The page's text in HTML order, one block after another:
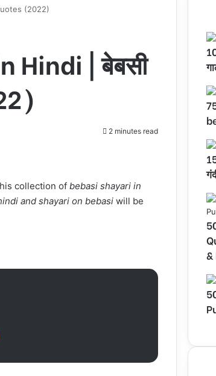
(2022)
Hindi | बेबसी
2 minutes read
collection of bebasi shayari in
and shayari on bebasi will be